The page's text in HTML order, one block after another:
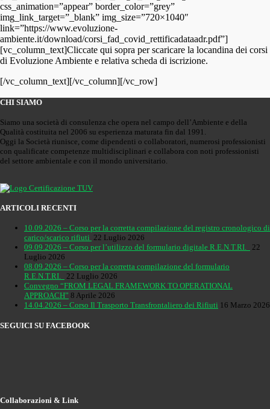
css_animation=”appear” border_color=”grey”
img_link_target=”_blank” img_size=”720×1040″
link=”https://www.evoluzione-
ambiente.it/download/corsi_fad_covid_rettificadataadr.pdf”]
[vc_column_text]Cliccate qui sopra per scaricare la locandina dei corsi
di Evoluzione Ambiente e relativa scheda di iscrizione.
[/vc_column_text][/vc_column][/vc_row]
CHI SIAMO
Siamo una società di consulenza che opera nel campo dell’Ambiente e della
Qualità costituita nel 2006 su esperienza maturata fin dal 1991.
Oggi la Società riunisce, come dipendenti o collaboratori, numerosi professionisti
con qualificate competenze multidisciplinari e collabora con noti professionisti
del settore ambientale e con il mondo universitario.
ARTICOLI RECENTI
10.09.2026 – Corso per la corretta compilazione del registro cronologico di
carico/scarico rifiuti 22 Luglio 2026
09.09.2026 – Corso per l’utilizzo del formulario digitale R.E.N.T.RI.
22
Luglio 2026
08.09.2026 – Corso per la corretta compilazione del formulario
R.E.N.T.RI.
22 Luglio 2026
Convegno “FROM LEGAL FRAMEWORK TO OPERATIONAL
APPROACH” 8 Aprile 2026
14.04.2026 – Corso Il Trasporto Transfrontaliero dei Rifiuti 16 Marzo 2026
SEGUICI SU FACEBOOK
Collaborazioni & Link